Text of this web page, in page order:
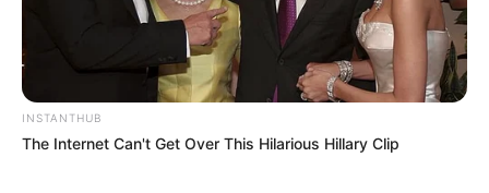
INSTANTHUB
The Internet Can't Get Over This Hilarious Hillary Clip